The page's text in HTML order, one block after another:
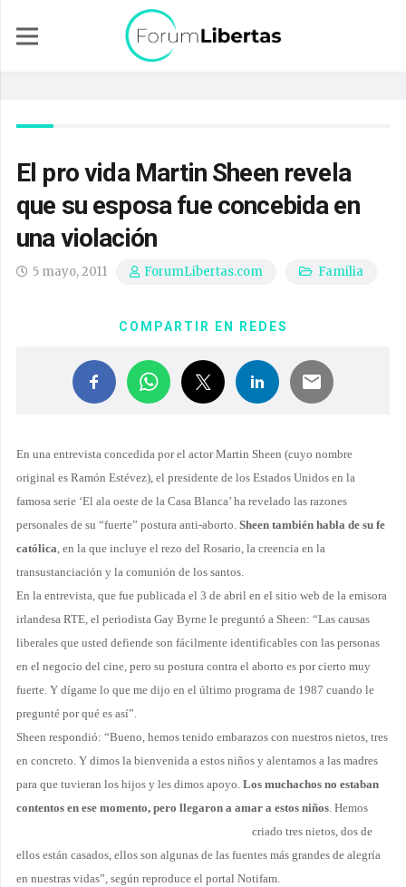
El pro vida Martin Sheen revela
que su esposa fue concebida en
una violación
5 mayo, 2011 ForumLibertas.com Familia
COMPARTIR EN REDES
En una entrevista concedida por el actor Martin Sheen (cuyo nombre
original es Ramón Estévez), el presidente de los Estados Unidos en la
famosa serie ‘El ala oeste de la Casa Blanca’ ha revelado las razones
personales de su “fuerte” postura anti-aborto. Sheen también habla de su fe
católica, en la que incluye el rezo del Rosario, la creencia en la
transustanciación y la comunión de los santos.
En la entrevista, que fue publicada el 3 de abril en el sitio web de la emisora
irlandesa RTE, el periodista Gay Byrne le preguntó a Sheen: “Las causas
liberales que usted defiende son fácilmente identificables con las personas
en el negocio del cine, pero su postura contra el aborto es por cierto muy
fuerte. Y dígame lo que me dijo en el último programa de 1987 cuando le
pregunté por qué es así”.
Sheen respondió: “Bueno, hemos tenido embarazos con nuestros nietos, tres
en concreto. Y dimos la bienvenida a estos niños y alentamos a las madres
para que tuvieran los hijos y les dimos apoyo. Los muchachos no estaban
contentos en ese momento, pero llegaron a amar a estos niños. Hemos
criado tres nietos, dos de
ellos están casados, ellos son algunas de las fuentes más grandes de alegría
en nuestras vidas”, según reproduce el portal Notifam.